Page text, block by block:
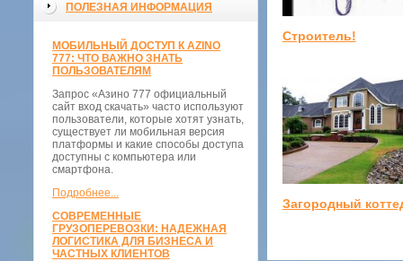
ПОЛЕЗНАЯ ИНФОРМАЦИЯ
МОБИЛЬНЫЙ ДОСТУП К AZINO
777: ЧТО ВАЖНО ЗНАТЬ
ПОЛЬЗОВАТЕЛЯМ
Запрос «Азино 777 официальный
сайт вход скачать» часто используют
пользователи, которые хотят узнать,
существует ли мобильная версия
платформы и какие способы доступа
доступны с компьютера или
смартфона.
Подробнее...
СОВРЕМЕННЫЕ
ГРУЗОПЕРЕВОЗКИ: НАДЕЖНАЯ
ЛОГИСТИКА ДЛЯ БИЗНЕСА И
ЧАСТНЫХ КЛИЕНТОВ
Строитель!
Загородный